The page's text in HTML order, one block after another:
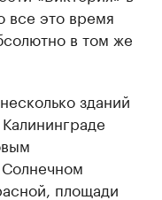
все это время
в том же
зданий
площади